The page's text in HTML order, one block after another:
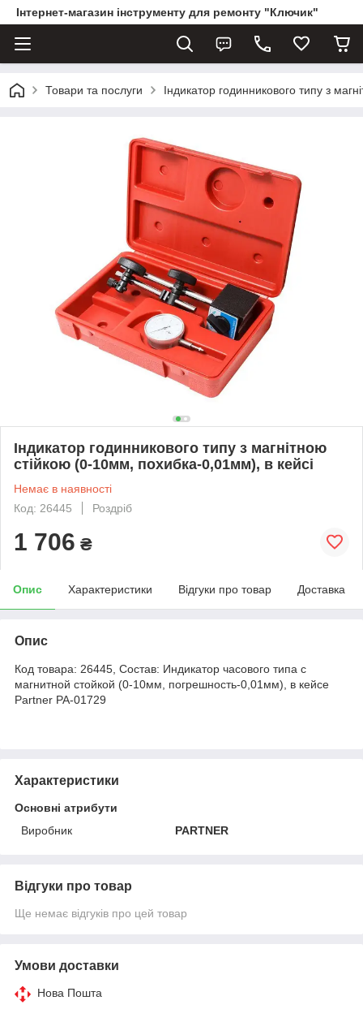
Інтернет-магазин інструменту для ремонту "Ключик"
Товари та послуги Індикатор годинникового типу з
Індикатор годинникового типу з магнітною
стійкою (0-10мм, похибка-0,01мм), в кейсі
Немає в наявності
Код: 26445
Роздріб
1 706 ₴
Опис Характеристики Відгуки про товар Доставка
Опис
Код товара: 26445, Состав: Индикатор часового типа с
магнитной стойкой (0-10мм, погрешность-0,01мм), в кейсе
Partner PA-01729
Характеристики
Основні атрибути
Виробник
PARTNER
Відгуки про товар
Ще немає відгуків про цей товар
Умови доставки
Нова Пошта